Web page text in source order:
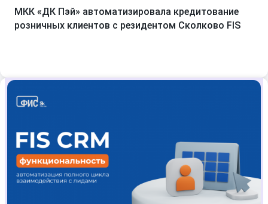
МКК «ДК Пэй» автоматизировала кредитование
розничных клиентов с резидентом Сколково FIS